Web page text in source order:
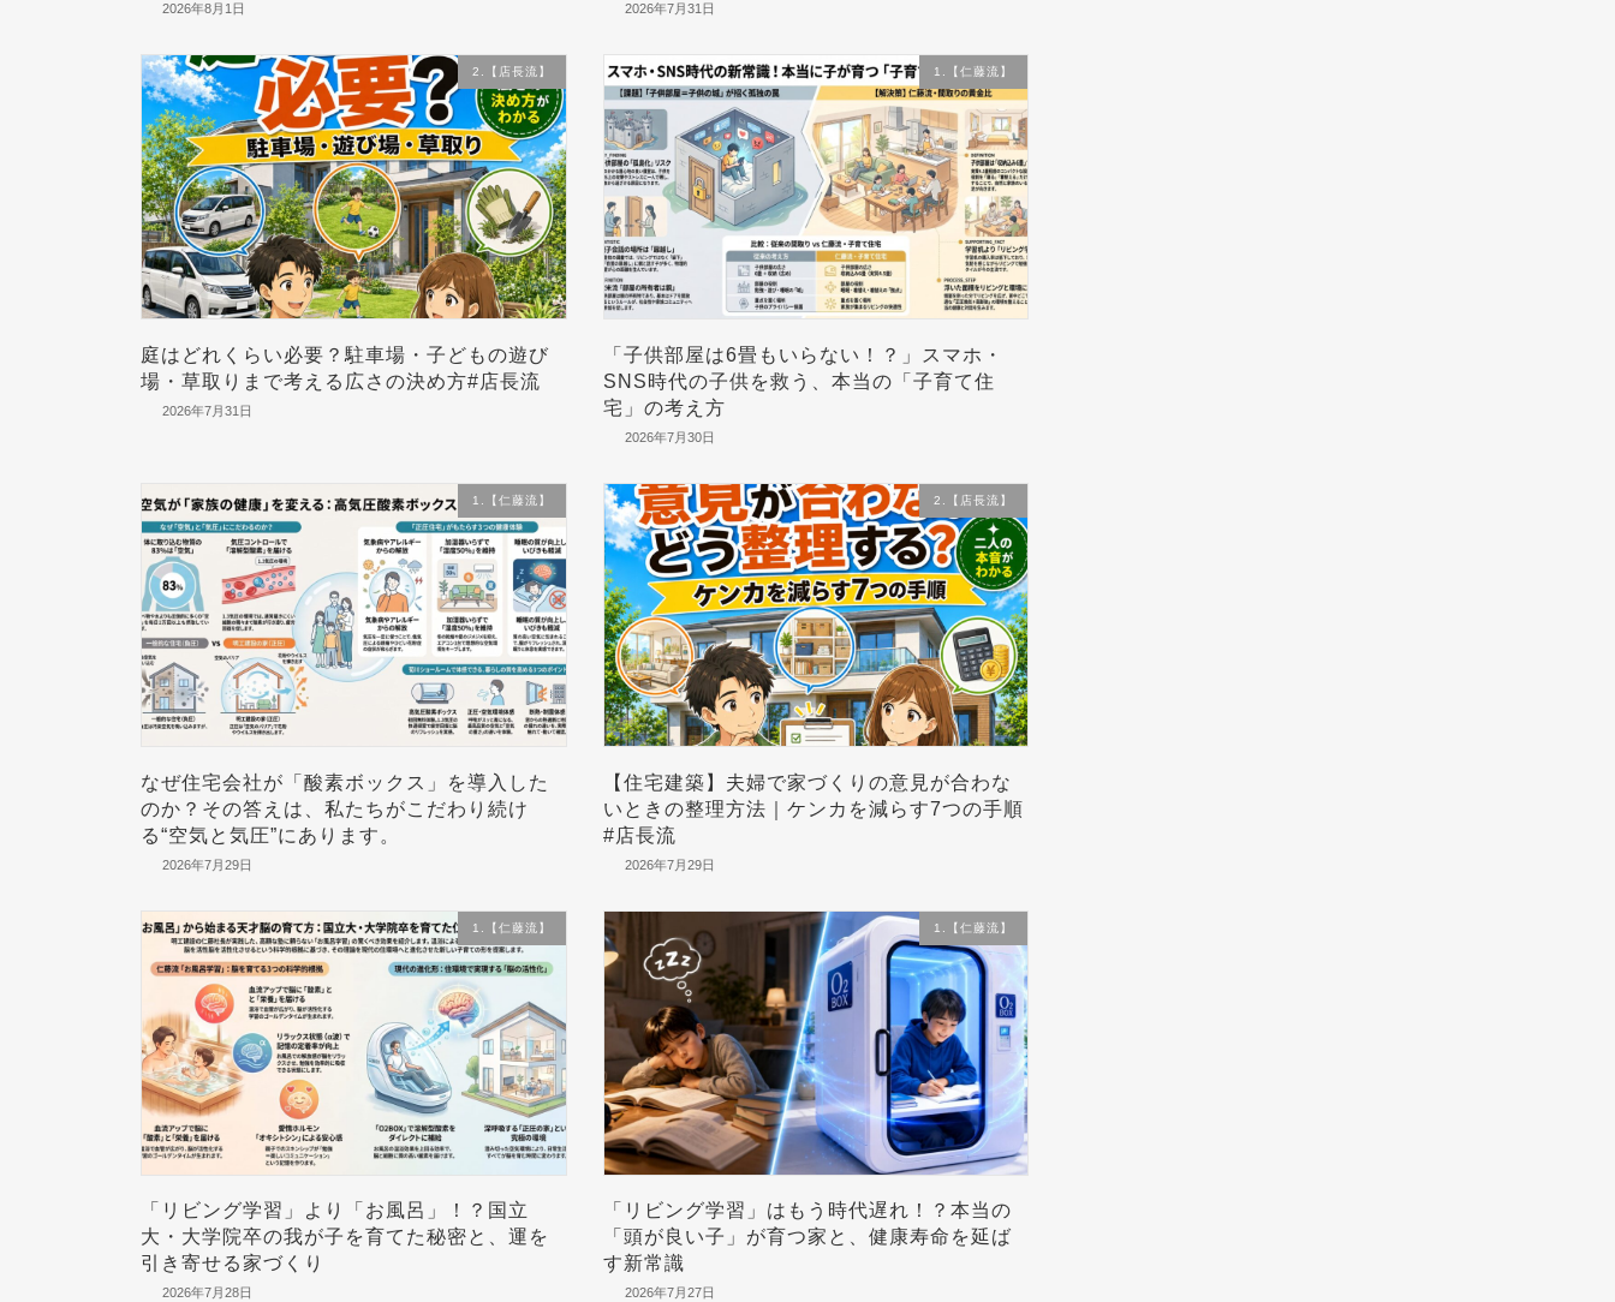
2026年8月1日 2026年7月31日
2.【店長流】
庭はどれくらい必要？駐車場・子どもの遊び
場・草取りまで考える広さの決め方#店長流
2026年7月31日
1.【仁藤流】
「子供部屋は6畳もいらない！？」スマホ・
SNS時代の子供を救う、本当の「子育て住
宅」の考え方
2026年7月30日
1.【仁藤流】
なぜ住宅会社が「酸素ボックス」を導入した
のか？その答えは、私たちがこだわり続け
る“空気と気圧”にあります。
2026年7月29日
2.【店長流】
【住宅建築】夫婦で家づくりの意見が合わな
いときの整理方法｜ケンカを減らす7つの手順
#店長流
2026年7月29日
1.【仁藤流】
「リビング学習」より「お風呂」！？国立
大・大学院卒の我が子を育てた秘密と、運を
引き寄せる家づくり
2026年7月28日
1.【仁藤流】
「リビング学習」はもう時代遅れ！？本当の
「頭が良い子」が育つ家と、健康寿命を延ば
す新常識
2026年7月27日